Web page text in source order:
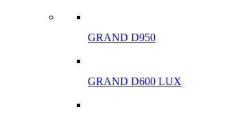
GRAND D950
GRAND D600 LUX